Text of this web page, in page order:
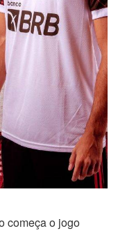
começa o jogo